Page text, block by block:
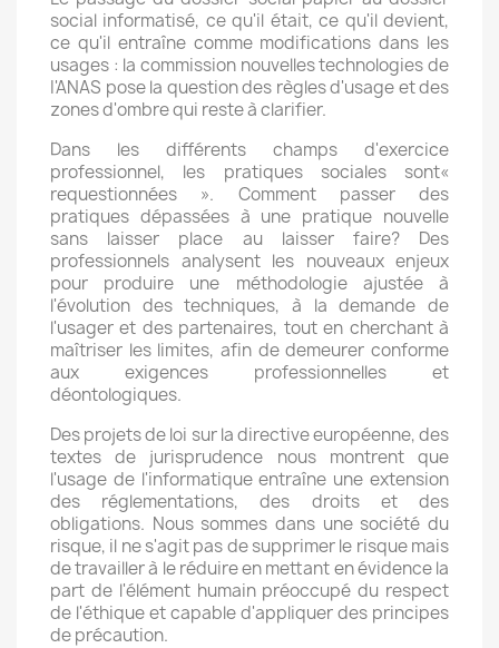
social informatisé, ce qu'il était, ce qu'il devient,
ce qu'il entraîne comme modifications dans les
usages : la commission nouvelles technologies de
I'ANAS pose la question des règles d'usage et des
zones d'ombre qui reste à clarifier.
Dans les différents champs d'exercice
professionnel, les pratiques sociales sont«
requestionnées ». Comment passer des
pratiques dépassées à une pratique nouvelle
sans laisser place au laisser faire? Des
professionnels analysent les nouveaux enjeux
pour produire une méthodologie ajustée à
l'évolution des techniques, à la demande de
l'usager et des partenaires, tout en cherchant à
maîtriser les limites, afin de demeurer conforme
aux exigences professionnelles et
déontologiques.
Des projets de loi sur la directive européenne, des
textes de jurisprudence nous montrent que
l'usage de l'informatique entraîne une extension
des réglementations, des droits et des
obligations. Nous sommes dans une société du
risque, il ne s'agit pas de supprimer le risque mais
de travailler à le réduire en mettant en évidence la
part de l'élément humain préoccupé du respect
de l'éthique et capable d'appliquer des principes
de précaution.